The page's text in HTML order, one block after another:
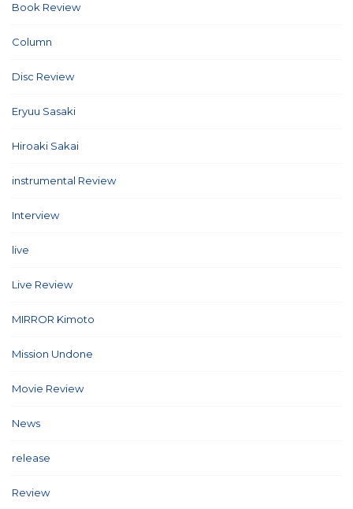
Book Review
Column
Disc Review
Eryuu Sasaki
Hiroaki Sakai
instrumental Review
Interview
live
Live Review
MIRROR Kimoto
Mission Undone
Movie Review
News
release
Review